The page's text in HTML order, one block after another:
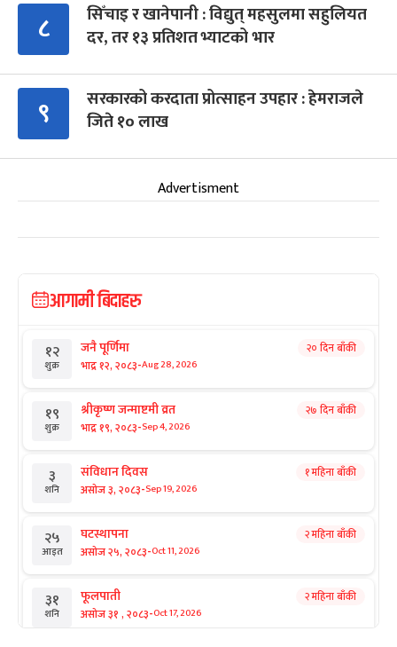
८
सिँचाइ र खानेपानी : विद्युत् महसुलमा सहुलियत
दर, तर १३ प्रतिशत भ्याटको भार
९
सरकारको करदाता प्रोत्साहन उपहार : हेमराजले
जिते १० लाख
Advertisment
आगामी बिदाहरु
१२
शुक्र
जनै पूर्णिमा
भाद्र १२, २०८३-Aug 28, 2026
२० दिन बाँकी
१९
शुक्र
श्रीकृष्ण जन्माष्टमी व्रत
भाद्र १९, २०८३-Sep 4, 2026
२७ दिन बाँकी
३
शनि
संविधान दिवस
असोज ३, २०८३-Sep 19, 2026
१ महिना बाँकी
२५
आइत
घटस्थापना
असोज २५, २०८३-Oct 11, 2026
२ महिना बाँकी
३१
शनि
फूलपाती
असोज ३१ , २०८३-Oct 17, 2026
२ महिना बाँकी